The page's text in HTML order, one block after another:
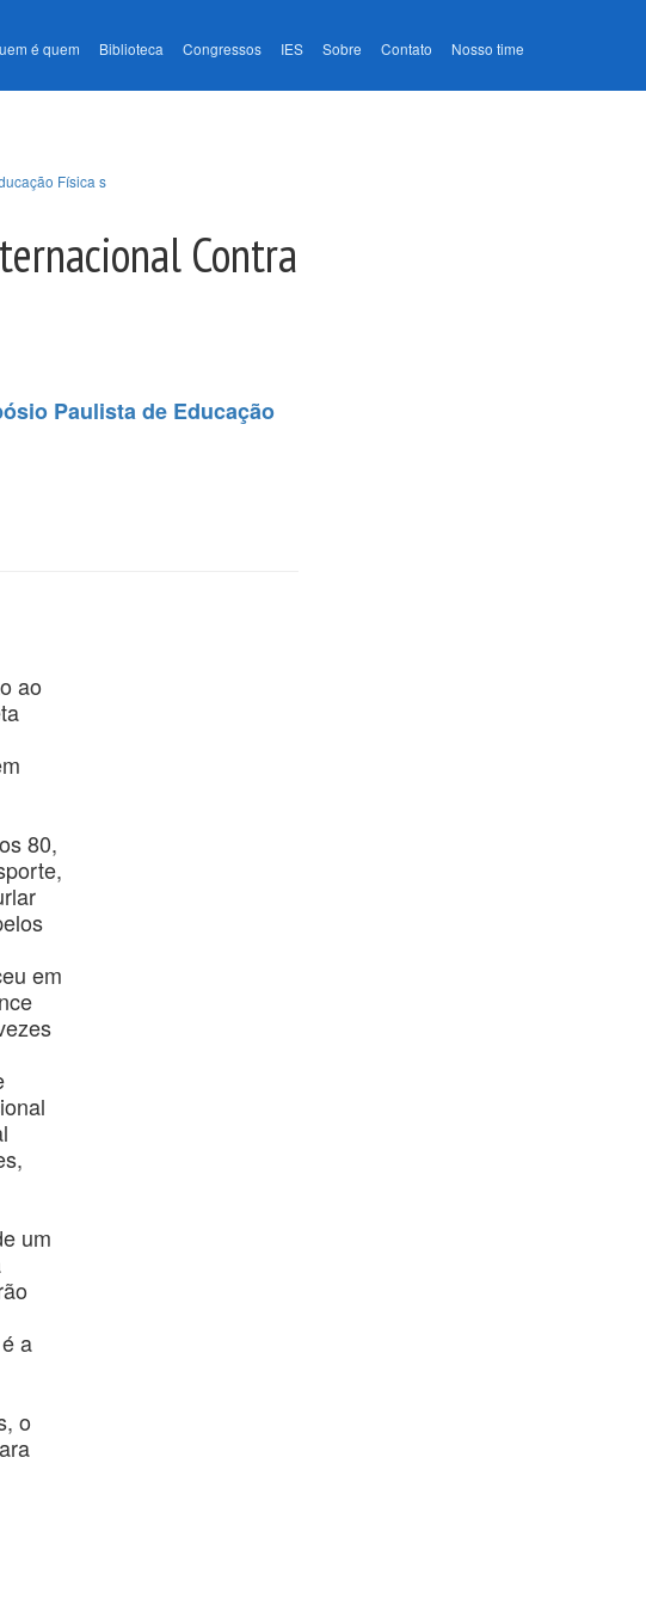
é quem Biblioteca Congressos IES Sobre Contato Nosso time
Física s
Contra
Paulista de Educação
ao
80,
em
um
a
o